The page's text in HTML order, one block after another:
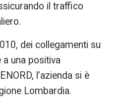
il traffico
dei collegamenti su
a una positiva
l’azienda si è
Lombardia.